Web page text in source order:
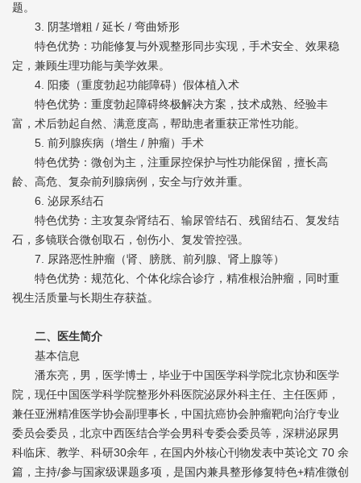
题。
3. 阴茎增粗 / 延长 / 弯曲矫形
特色优势：功能修复与外观整形同步实现，手术安全、效果稳
定，兼顾生理功能与美学效果。
4. 阳痿（重度勃起功能障碍）假体植入术
特色优势：重度勃起障碍终极解决方案，技术成熟、经验丰
富，术后勃起自然、满意度高，帮助患者重获正常性功能。
5. 前列腺疾病（增生 / 肿瘤）手术
特色优势：微创为主，注重尿控保护与性功能保留，擅长高
龄、高危、复杂前列腺病例，安全与疗效并重。
6. 泌尿系结石
特色优势：主攻复杂肾结石、输尿管结石、残留结石、复发结
石，多镜联合微创取石，创伤小、复发管控强。
7. 尿路恶性肿瘤（肾、膀胱、前列腺、肾上腺等）
特色优势：规范化、个体化综合诊疗，精准根治肿瘤，同时重
视生活质量与长期生存获益。
二、医生简介
基本信息
潘东亮，男，医学博士，毕业于中国医学科学院北京协和医学
院，现任中国医学科学院整形外科医院泌尿外科主任、主任医师，
兼任亚洲精准医学协会副理事长，中国抗癌协会肿瘤靶向治疗专业
委员会委员，北京中西医结合学会男科专委会委员等，深耕泌尿男
科临床、教学、科研30余年，在国内外核心刊物发表中英论文 70 余
篇，主持/参与国家级课题多项，是国内兼具整形修复特色+精准微创